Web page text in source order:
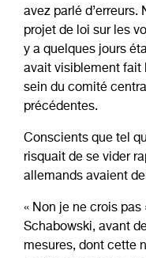
avez parlé d’erreurs.
projet de loi sur les
y a quelques jours
avait visiblement fait
sein du comité
précédentes.
Conscients que tel
risquait de se vider
allemands avaient
« Non je ne crois
Schabowski, avant
mesures, dont cette